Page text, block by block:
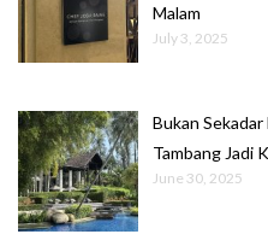
Malam
July 3, 2025
Bukan
Tambang Jadi
June 30, 2025